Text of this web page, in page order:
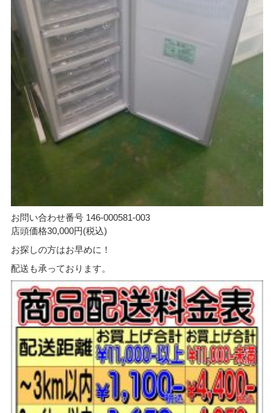
お問い合わせ番号 146-000581-003
店頭価格30,000円(税込)
お探しの方はお早めに！
配送も承っております。